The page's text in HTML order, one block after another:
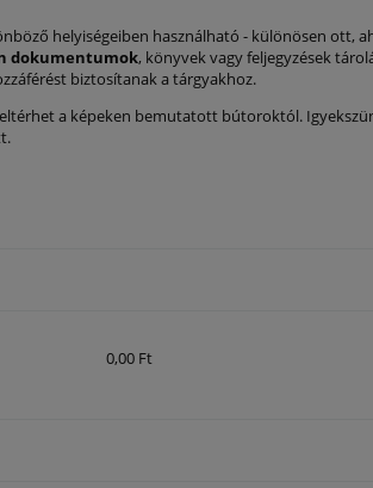
helyiségeiben használható - különösen ott,
dokumentumok, könyvek vagy feljegyzések
biztosítanak a tárgyakhoz.
a képeken bemutatott bútoroktól.
0,00 Ft